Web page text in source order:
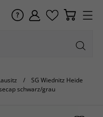
SG Wiednitz Heide
schwarz/grau